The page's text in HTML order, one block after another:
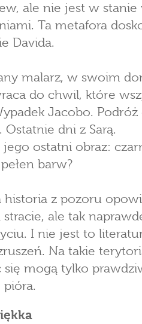
ale nie jest w
Ta metafora
Davida.
malarz, w swoim
do chwil, które
Jacobo.
dni z Sarą.
jego ostatni obraz:
barw?
historia z pozoru
ale tak
I nie jest to
Na takie
się mogą tylko